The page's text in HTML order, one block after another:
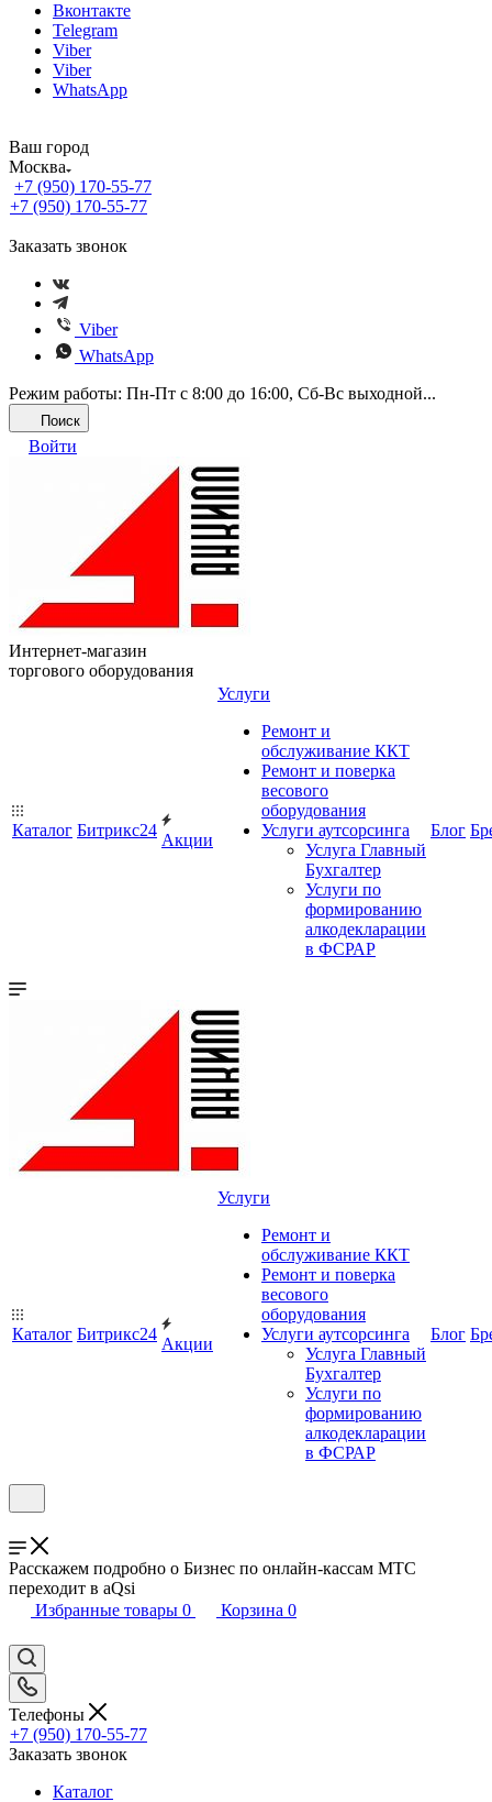
Вконтакте
Telegram
Viber
Viber
WhatsApp
Ваш город
Москва
+7 (950) 170-55-77
+7 (950) 170-55-77
Заказать звонок
Viber
WhatsApp
Режим работы: Пн-Пт с 8:00 до 16:00, Cб-Вс выходной...
Поиск
Войти
Интернет-магазин
торгового оборудования
Каталог Битрикс24
Акции
Услуги
Ремонт и
обслуживание ККТ
Ремонт и поверка
весового
оборудования
Услуги аутсорсинга
Услуга Главный
Бухгалтер
Услуги по
формированию
алкодекларации
в ФСРАР
Блог
Каталог Битрикс24
Акции
Услуги
Ремонт и
обслуживание ККТ
Ремонт и поверка
весового
оборудования
Услуги аутсорсинга
Услуга Главный
Бухгалтер
Услуги по
формированию
алкодекларации
в ФСРАР
Блог
Расскажем подробно о Бизнес по онлайн-кассам МТС
переходит в aQsi
Избранные товары 0 Корзина 0
Телефоны
+7 (950) 170-55-77
Заказать звонок
Каталог